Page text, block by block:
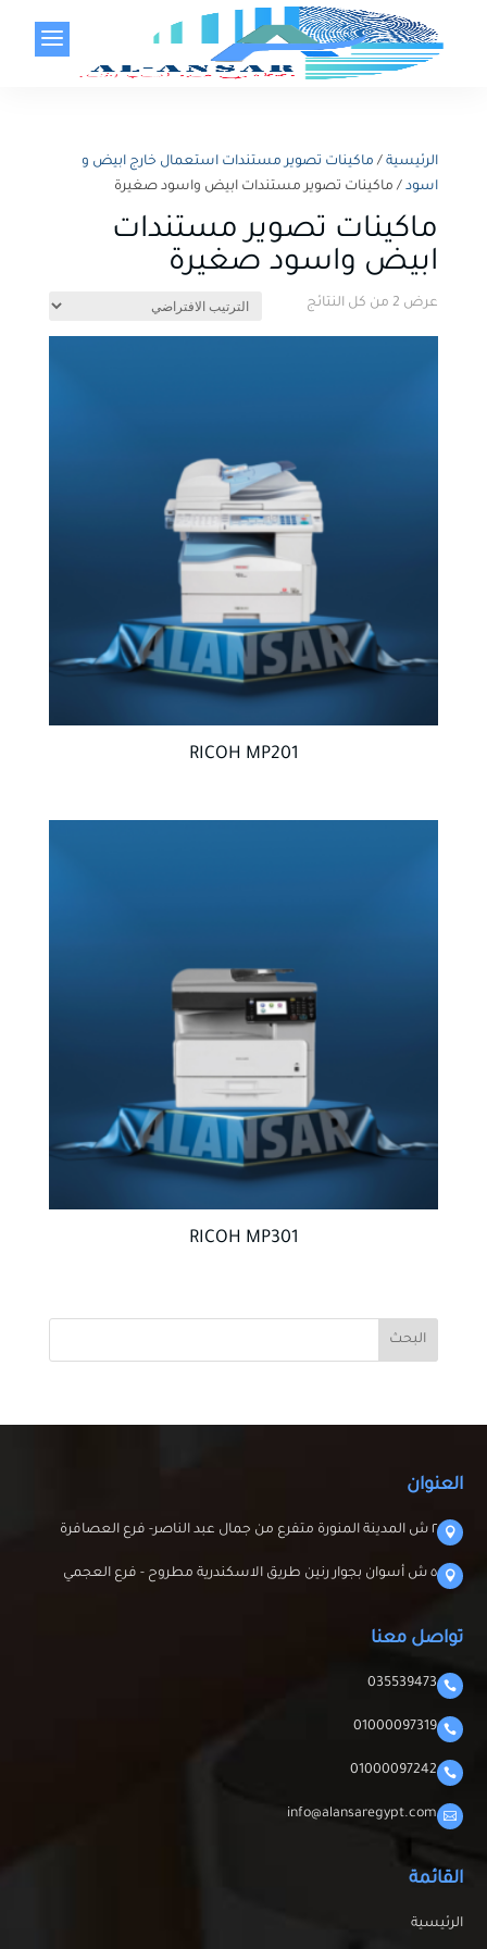
a
الرئيسية/ ماكينات تصوير مستندات استعمال خارج ابيض و
اسود/ ماكينات تصوير مستندات ابيض واسود صغيرة
ماكينات تصوير مستندات
ابيض واسود صغيرة
عرض ⁦2⁩ من كل النتائج
RICOH MP201
RICOH MP301
البحث
العنوان
 ٢ ش المدينة المنورة متفرع من جمال عبد الناصر- فرع العصافرة
 ٥ ش أسوان بجوار رنين طريق الاسكندرية مطروح - فرع العجمي
تواصل معنا

035539473

01000097319

01000097242

info@alansaregypt.com
القائمة
الرئيسية